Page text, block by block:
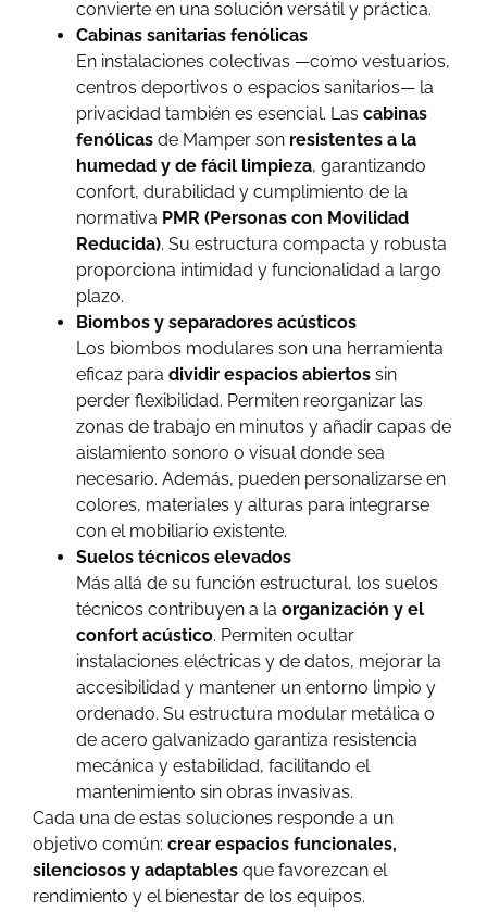
convierte en una solución versátil y práctica.
Cabinas sanitarias fenólicas
En instalaciones colectivas —como vestuarios,
centros deportivos o espacios sanitarios— la
privacidad también es esencial. Las cabinas
fenólicas de Mamper son resistentes a la
humedad y de fácil limpieza, garantizando
confort, durabilidad y cumplimiento de la
normativa PMR (Personas con Movilidad
Reducida). Su estructura compacta y robusta
proporciona intimidad y funcionalidad a largo
plazo.
Biombos y separadores acústicos
Los biombos modulares son una herramienta
eficaz para dividir espacios abiertos sin
perder flexibilidad. Permiten reorganizar las
zonas de trabajo en minutos y añadir capas de
aislamiento sonoro o visual donde sea
necesario. Además, pueden personalizarse en
colores, materiales y alturas para integrarse
con el mobiliario existente.
Suelos técnicos elevados
Más allá de su función estructural, los suelos
técnicos contribuyen a la organización y el
confort acústico. Permiten ocultar
instalaciones eléctricas y de datos, mejorar la
accesibilidad y mantener un entorno limpio y
ordenado. Su estructura modular metálica o
de acero galvanizado garantiza resistencia
mecánica y estabilidad, facilitando el
mantenimiento sin obras invasivas.
Cada una de estas soluciones responde a un
objetivo común: crear espacios funcionales,
silenciosos y adaptables que favorezcan el
rendimiento y el bienestar de los equipos.